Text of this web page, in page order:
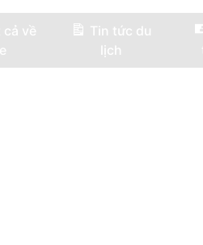
cả về
Tin tức du
lịch